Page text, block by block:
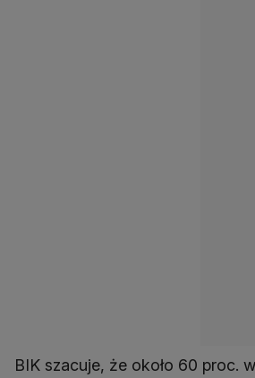
BIK szacuje, że około 60 proc.